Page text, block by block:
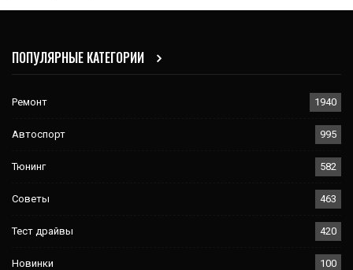
ПОПУЛЯРНЫЕ КАТЕГОРИИ
Ремонт 1940
Автоспорт 995
Тюнинг 582
Советы 463
Тест драйвы 420
Новинки 100